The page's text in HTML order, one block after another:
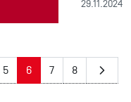
29.11.2024
5 6 7 8